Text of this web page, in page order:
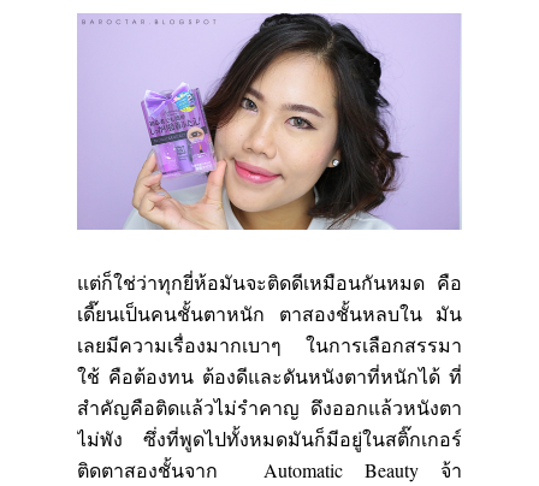
แต่ก็ใช่ว่าทุกยี่ห้อมันจะติดดีเหมือนกันหมด คือ
เดี๊ยนเป็นคนชั้นตาหนัก ตาสองชั้นหลบใน มัน
เลยมีความเรื่องมากเบาๆ ในการเลือกสรรมา
ใช้ คือต้องทน ต้องดีและดันหนังตาที่หนักได้ ที่
สำคัญคือติดแล้วไม่รำคาญ ดึงออกแล้วหนังตา
ไม่พัง ซึ่งที่พูดไปทั้งหมดมันก็มีอยู่ในสติ๊กเกอร์
ติดตาสองชั้นจาก
Automatic Beauty จ้า